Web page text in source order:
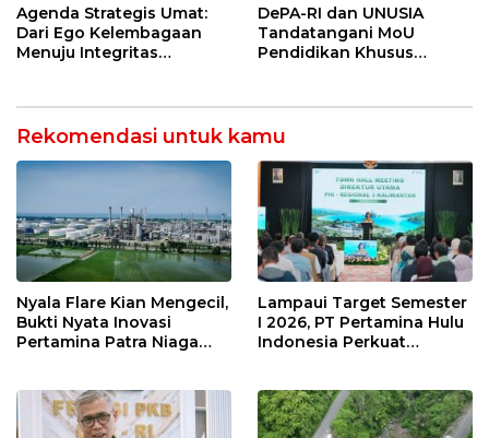
Jitu
Nasional 2026
Agenda Strategis Umat:
Dari Ego Kelembagaan
Menuju Integritas
DePA-RI dan UNUSIA
Tandatangani MoU
Pendidikan Khusus
Rekomendasi untuk kamu
Nyala Flare Kian Mengecil,
Bukti Nyata Inovasi
Pertamina Patra Niaga
Lampaui Target Semester
I 2026, PT Pertamina Hulu
Indonesia Perkuat
Keselamatan Kerja